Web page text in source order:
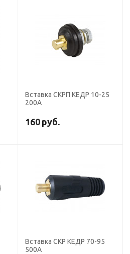
Вставка СКРП КЕДР 10-25
200А
160 руб.
Вставка СКР КЕДР 70-95
500А